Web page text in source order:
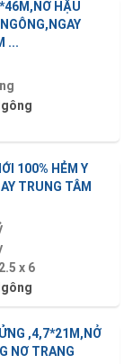
HẬU
...
100% HẺM Y
TRUNG TÂM
x 6
,4,7*21M,NỞ
NƠ TRANG